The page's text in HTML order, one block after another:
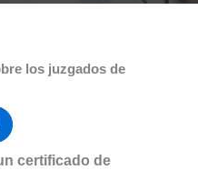
los juzgados de
certificado de